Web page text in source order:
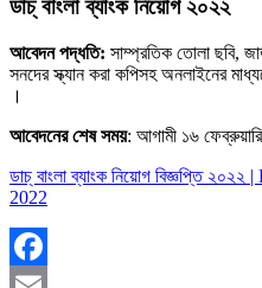
ডাচ্ বাংলা ব্যাংক নিয়োগ ২০২২
আবেদন পদ্ধতি: সাম্প্রতিক তোলা ছবি,
সনদের স্ক্যান করা কপিসহ অনলাইনের
।
আবেদনের শেষ সময়: আগামী ১৬
ডাচ্ বাংলা ব্যাংক নিয়োগ বিজ্ঞপ্তি
2022